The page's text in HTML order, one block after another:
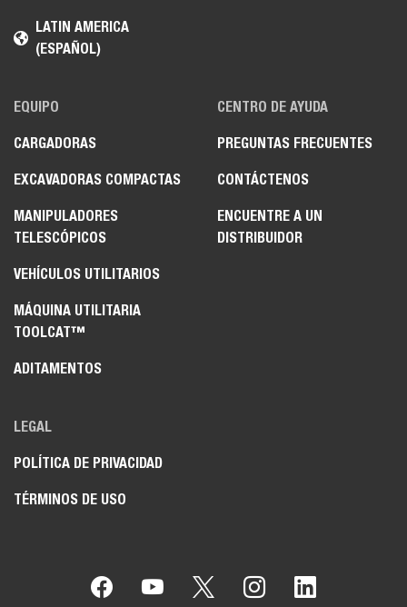
LATIN AMERICA
(ESPAÑOL)
EQUIPO
CARGADORAS
EXCAVADORAS COMPACTAS
MANIPULADORES
TELESCÓPICOS
VEHÍCULOS UTILITARIOS
MÁQUINA UTILITARIA
TOOLCAT™
ADITAMENTOS
CENTRO DE AYUDA
PREGUNTAS FRECUENTES
CONTÁCTENOS
ENCUENTRE A UN
DISTRIBUIDOR
LEGAL
POLÍTICA DE PRIVACIDAD
TÉRMINOS DE USO